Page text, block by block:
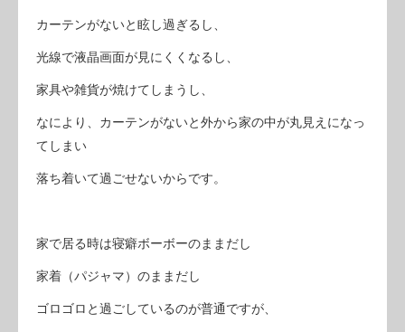
カーテンがないと眩し過ぎるし、
光線で液晶画面が見にくくなるし、
家具や雑貨が焼けてしまうし、
なにより、カーテンがないと外から家の中が丸見えになっ
てしまい
落ち着いて過ごせないからです。
家で居る時は寝癖ボーボーのままだし
家着（パジャマ）のままだし
ゴロゴロと過ごしているのが普通ですが、